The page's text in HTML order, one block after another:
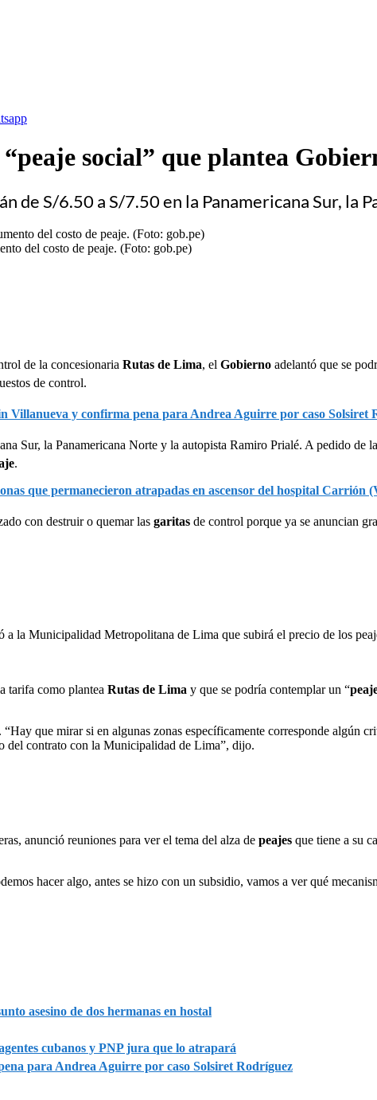
social” que plantea
de S/6.50 a S/7.50 en la Panamericana Sur,
del costo de peaje. (Foto: gob.pe)
de la concesionaria Rutas de Lima, el Gobierno adelantó que se
de control.
Villanueva y confirma pena para Andrea Aguirre por caso Solsiret
Sur, la Panamericana Norte y la autopista Ramiro Prialé. A pedido de
.
que permanecieron atrapadas en ascensor del hospital Carrión
con destruir o quemar las garitas de control porque ya se anuncian
a la Municipalidad Metropolitana de Lima que subirá el precio de los
tarifa como plantea Rutas de Lima y que se podría contemplar un “
que mirar si en algunas zonas específicamente corresponde algún
del contrato con la Municipalidad de Lima”, dijo.
anunció reuniones para ver el tema del alza de peajes que tiene a su
hacer algo, antes se hizo con un subsidio, vamos a ver qué
asesino de dos hermanas en hostal
cubanos y PNP jura que lo atrapará
para Andrea Aguirre por caso Solsiret Rodríguez